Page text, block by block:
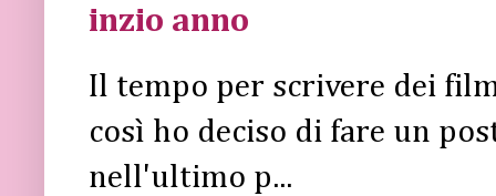
inzio anno
Il tempo per scrivere dei
così ho deciso di fare un
nell'ultimo p...